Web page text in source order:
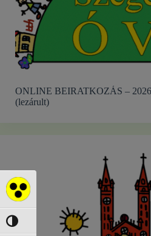
Akadálymentes mód
Nagy kontraszt váltása
ONLINE BEIRATKOZÁS –
(lezárult)